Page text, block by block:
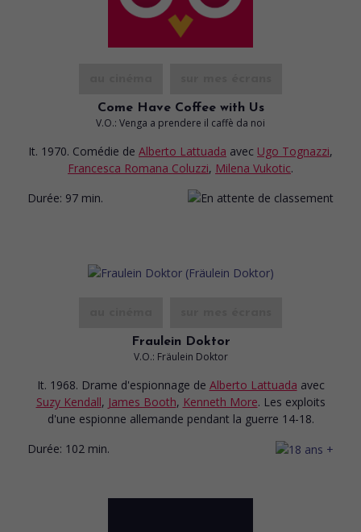
Come Have Coffee with Us
V.O.: Venga a prendere il caffè da noi
It. 1970. Comédie de Alberto Lattuada avec Ugo Tognazzi,
Francesca Romana Coluzzi, Milena Vukotic.
Durée: 97 min.
Fraulein Doktor
V.O.: Fräulein Doktor
It. 1968. Drame d'espionnage de Alberto Lattuada avec
Suzy Kendall, James Booth, Kenneth More. Les exploits
d'une espionne allemande pendant la guerre 14-18.
Durée: 102 min.